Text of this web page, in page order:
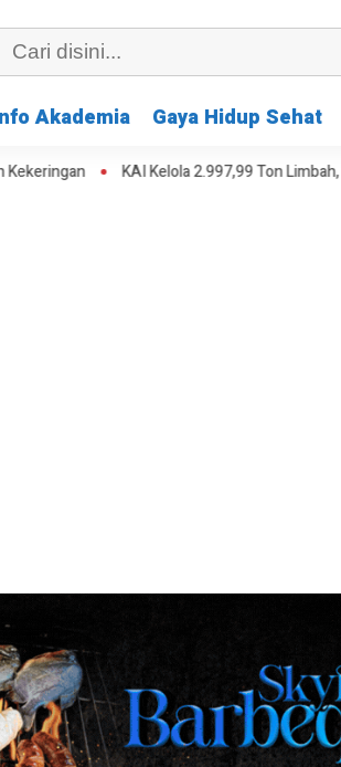
Akademia Gaya Hidup Sehat
KAI Kelola 2.997,99 Ton Limbah,